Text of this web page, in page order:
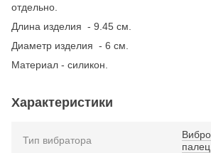
отдельно.
Длина изделия - 9.45 cм.
Диаметр изделия - 6 см.
Материал - силикон.
Характеристики
Тип вибратора
палец